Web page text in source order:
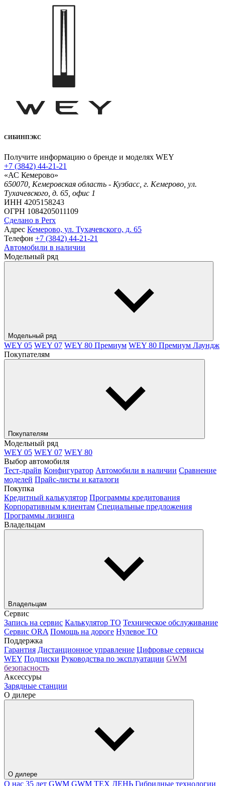
СИБИНПЭКС
Получите информацию о бренде и моделях WEY
+7 (3842) 44-21-21
«АС Кемерово»
650070, Кемеровская область - Кузбасс, г. Кемерово, ул.
Тухачевского, д. 65, офис 1
ИНН 4205158243
ОГРН 1084205011109
Сделано в Perx
Адрес Кемерово, ул. Тухачевского, д. 65
Телефон +7 (3842) 44-21-21
Автомобили в наличии
Модельный ряд
Модельный ряд
WEY 05 WEY 07 WEY 80 Премиум WEY 80 Премиум Лаундж
Покупателям
Покупателям
Модельный ряд
WEY 05 WEY 07 WEY 80
Выбор автомобиля
Тест-драйв Конфигуратор Автомобили в наличии Сравнение
моделей Прайс-листы и каталоги
Покупка
Кредитный калькулятор Программы кредитования
Корпоративным клиентам Специальные предложения
Программы лизинга
Владельцам
Владельцам
Сервис
Запись на сервис Калькулятор ТО Техническое обслуживание
Сервис ORA Помощь на дороге Нулевое ТО
Поддержка
Гарантия Дистанционное управление Цифровые сервисы
WEY Подписки Руководства по эксплуатации GWM
безопасность
Аксессуры
Зарядные станции
О дилере
О дилере
О нас 35 лет GWM GWM ТЕХ ДЕНЬ Гибридные технологии